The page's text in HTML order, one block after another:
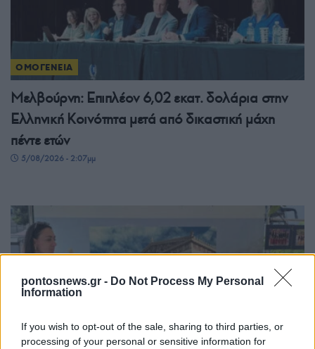
pontosnews.gr - Do Not Process My Personal
Information
If you wish to opt-out of the sale, sharing to third parties, or
processing of your personal or sensitive information for
ΟΜΟΓΕΝΕΙΑ
Μελβούρνη: Επιπλέον 6,02 εκατ. δολάρια στην
Ελληνική Κοινότητα μετά από δικαστική μάχη
πέντε ετών
5/08/2026 - 2:07μμ
ΟΜΟΓΕΝΕΙΑ